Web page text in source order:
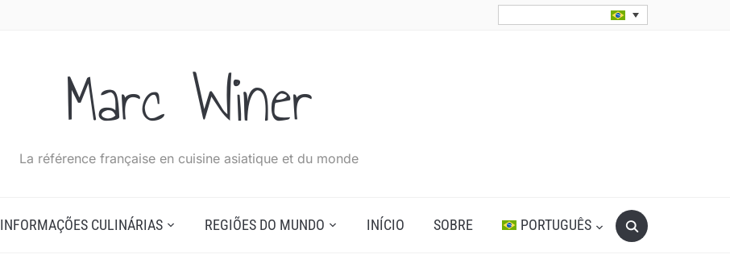
Marc Winer
La référence française en cuisine asiatique et du monde
Search
for:
INFORMAÇÕES CULINÁRIAS REGIÕES DO MUNDO INÍCIO SOBRE PORTUGUÊS